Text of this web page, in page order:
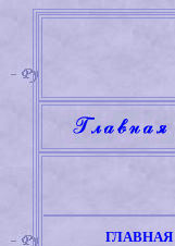
ГЛАВНАЯ